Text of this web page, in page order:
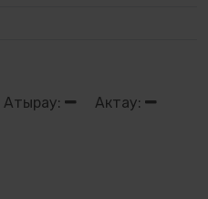
Атырау: Актау: